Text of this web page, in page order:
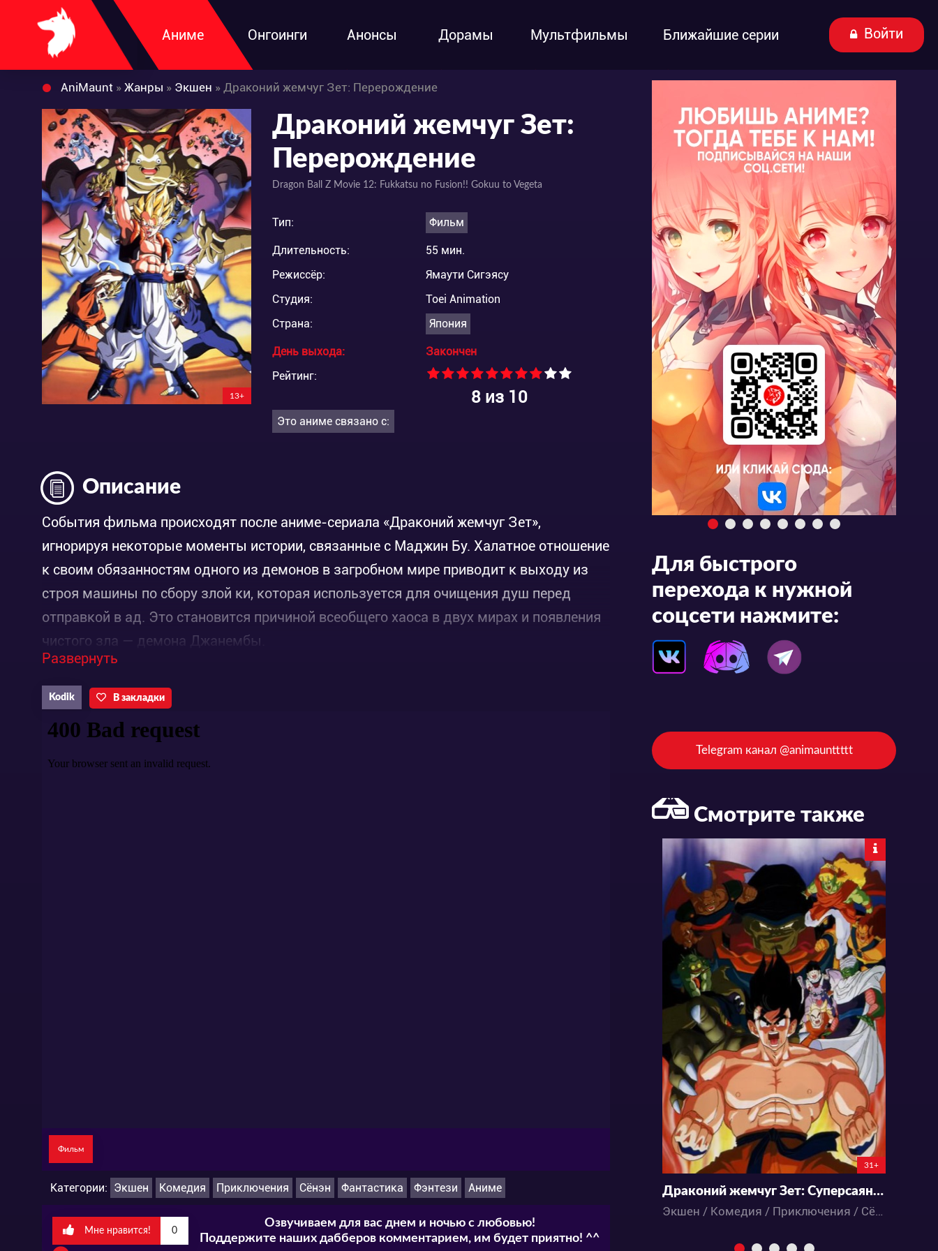
Аниме Онгоинги Анонсы Дорамы Мультфильмы Ближайшие серии Войти
AniMaunt » Жанры » Экшен » Драконий жемчуг Зет: Перерождение
13+
Драконий жемчуг Зет:
Перерождение
Dragon Ball Z Movie 12: Fukkatsu no Fusion!! Gokuu to Vegeta
Тип: Фильм
Длительность:
55 мин.
Режиссёр:
Ямаути Сигэясу
Студия:
Toei Animation
Страна:
Япония
День выхода:
Закончен
Рейтинг:
8из 10
Это аниме связано с:
Описание
События фильма происходят после аниме-сериала «Драконий жемчуг Зет»,
игнорируя некоторые моменты истории, связанные с Маджин Бу. Халатное отношение
к своим обязанностям одного из демонов в загробном мире приводит к выходу из
строя машины по сбору злой ки, которая используется для очищения душ перед
отправкой в ад. Это становится причиной всеобщего хаоса в двух мирах и появления
чистого зла — демона Джанембы.
Развернуть
Kodik В закладки
Фильм
Категории: Экшен Комедия Приключения Сёнэн Фантастика Фэнтези Аниме
Мне нравится! 0
Озвучиваем для вас днем и ночью с любовью!
Поддержите наших дабберов комментарием, им будет приятно! ^^
Для быстрого
перехода к нужной
соцсети нажмите:
Telegram канал @animaunttttt
Смотрите также
31+
Драконий жемчуг Зет: Суперсаянец Сон Гоку
Экшен / Комедия / Приключения / Сёнэн / Фантастика / Фэнтези / Аниме